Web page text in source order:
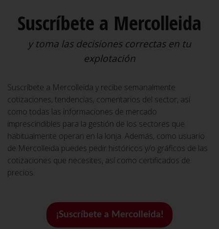
Suscríbete a Mercolleida
y toma las decisiones correctas en tu
explotación
Suscríbete a Mercolleida y recibe semanalmente
cotizaciones, tendencias, comentarios del sector, así
como todas las informaciones de mercado
imprescindibles para la gestión de los sectores que
habitualmente operan en la lonja. Además, como usuario
de Mercolleida puedes pedir históricos y/o gráficos de las
cotizaciones que necesites, así como certificados de
precios.
¡Suscríbete a Mercolleida!